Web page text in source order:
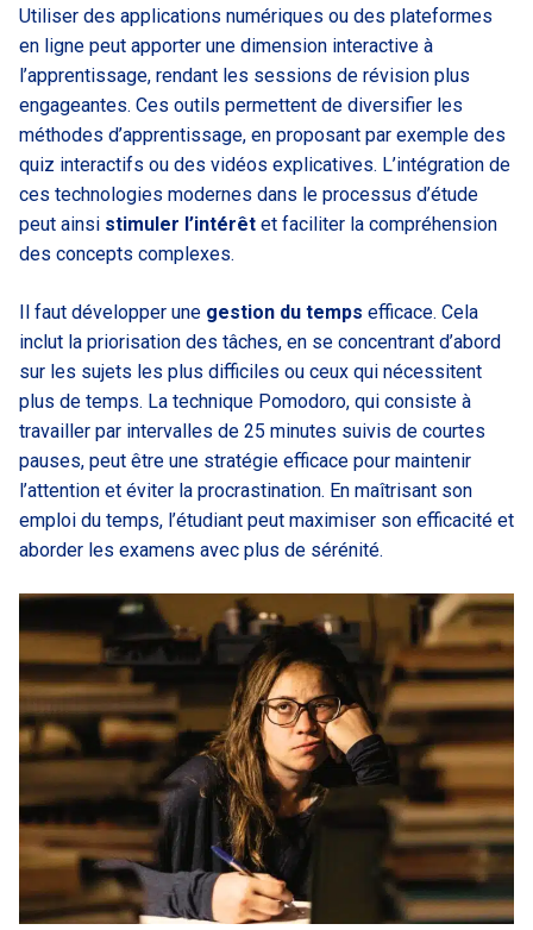
Utiliser des applications numériques ou des plateformes
en ligne peut apporter une dimension interactive à
l’apprentissage, rendant les sessions de révision plus
engageantes. Ces outils permettent de diversifier les
méthodes d’apprentissage, en proposant par exemple des
quiz interactifs ou des vidéos explicatives. L’intégration de
ces technologies modernes dans le processus d’étude
peut ainsi stimuler l’intérêt et faciliter la compréhension
des concepts complexes.
Il faut développer une gestion du temps efficace. Cela
inclut la priorisation des tâches, en se concentrant d’abord
sur les sujets les plus difficiles ou ceux qui nécessitent
plus de temps. La technique Pomodoro, qui consiste à
travailler par intervalles de 25 minutes suivis de courtes
pauses, peut être une stratégie efficace pour maintenir
l’attention et éviter la procrastination. En maîtrisant son
emploi du temps, l’étudiant peut maximiser son efficacité et
aborder les examens avec plus de sérénité.